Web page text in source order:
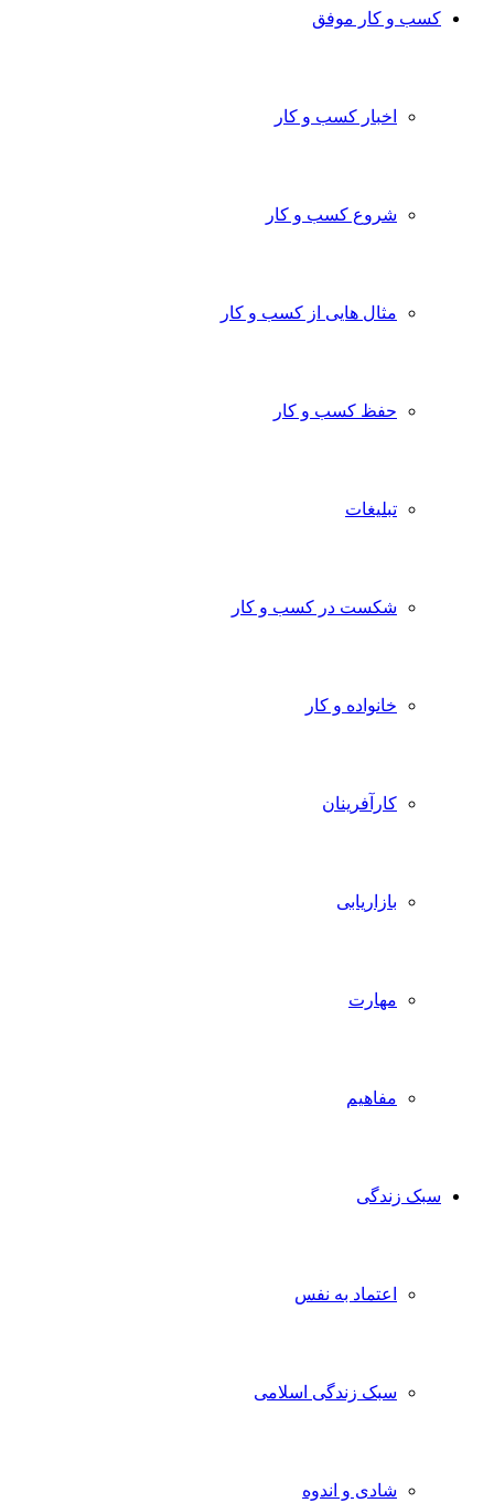
و کار موفق
اخبار کسب و کار
شروع کسب و کار
مثال هایی از کسب و کار
حفظ کسب و کار
تبلیغات
شکست در کسب و کار
خانواده و کار
کارآفرینان
بازاریابی
مهارت
مفاهیم
زندگی
اعتماد به نفس
سبک زندگی اسلامی
شادی و اندوه